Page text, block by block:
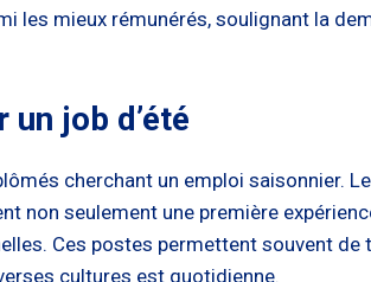
les mieux rémunérés, soulignant la
job d’été
cherchant un emploi saisonnier.
non seulement une première
Ces postes permettent souvent
cultures est quotidienne.